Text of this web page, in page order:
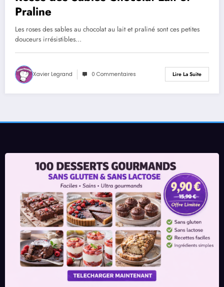
Praline
Les roses des sables au chocolat au lait et praliné sont ces petites
douceurs irrésistibles…
Xavier Legrand 0 Commentaires Lire La Suite